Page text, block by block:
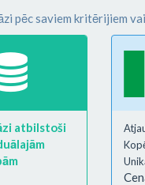
pēc saviem kritērijiem
atbilstoši